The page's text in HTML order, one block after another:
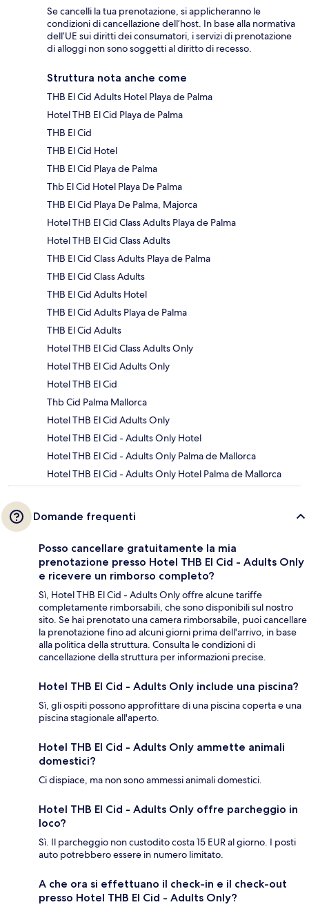
Se cancelli la tua prenotazione, si applicheranno le
condizioni di cancellazione dell’host. In base alla normativa
dell’UE sui diritti dei consumatori, i servizi di prenotazione
di alloggi non sono soggetti al diritto di recesso.
Struttura nota anche come
THB El Cid Adults Hotel Playa de Palma
Hotel THB El Cid Playa de Palma
THB El Cid
THB El Cid Hotel
THB El Cid Playa de Palma
Thb El Cid Hotel Playa De Palma
THB El Cid Playa De Palma, Majorca
Hotel THB El Cid Class Adults Playa de Palma
Hotel THB El Cid Class Adults
THB El Cid Class Adults Playa de Palma
THB El Cid Class Adults
THB El Cid Adults Hotel
THB El Cid Adults Playa de Palma
THB El Cid Adults
Hotel THB El Cid Class Adults Only
Hotel THB El Cid Adults Only
Hotel THB El Cid
Thb Cid Palma Mallorca
Hotel THB El Cid Adults Only
Hotel THB El Cid - Adults Only Hotel
Hotel THB El Cid - Adults Only Palma de Mallorca
Hotel THB El Cid - Adults Only Hotel Palma de Mallorca
Domande frequenti
Posso cancellare gratuitamente la mia
prenotazione presso Hotel THB El Cid - Adults Only
e ricevere un rimborso completo?
Sì, Hotel THB El Cid - Adults Only offre alcune tariffe
completamente rimborsabili, che sono disponibili sul nostro
sito. Se hai prenotato una camera rimborsabile, puoi cancellare
la prenotazione fino ad alcuni giorni prima dell'arrivo, in base
alla politica della struttura. Consulta le condizioni di
cancellazione della struttura per informazioni precise.
Hotel THB El Cid - Adults Only include una piscina?
Sì, gli ospiti possono approfittare di una piscina coperta e una
piscina stagionale all'aperto.
Hotel THB El Cid - Adults Only ammette animali
domestici?
Ci dispiace, ma non sono ammessi animali domestici.
Hotel THB El Cid - Adults Only offre parcheggio in
loco?
Sì. Il parcheggio non custodito costa 15 EUR al giorno. I posti
auto potrebbero essere in numero limitato.
A che ora si effettuano il check-in e il check-out
presso Hotel THB El Cid - Adults Only?